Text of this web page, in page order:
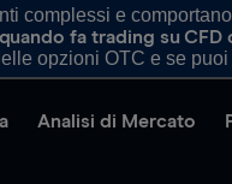
complessi e
fa trading su
opzioni OTC e se
Analisi di Mercato